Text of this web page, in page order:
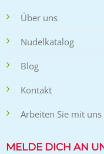
Über uns
Nudelkatalog
Blog
Kontakt
Arbeiten Sie mit uns
MELDE DICH AN